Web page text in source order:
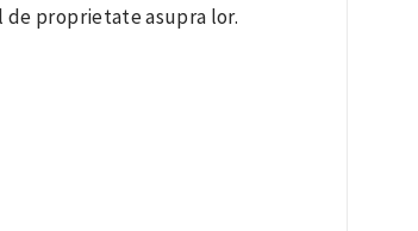
proprietate asupra lor.